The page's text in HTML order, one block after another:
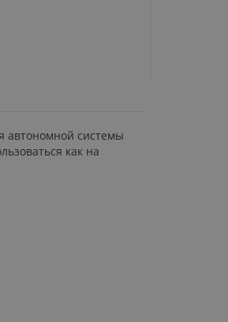
автономной системы
как на